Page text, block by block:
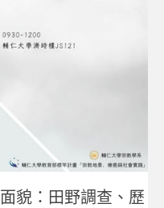
貌：田野調查、歷